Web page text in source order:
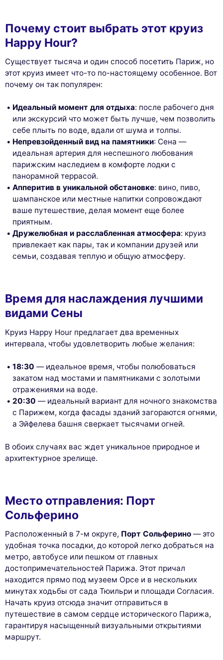
Почему стоит выбрать этот круиз
Happy Hour?
Существует тысяча и один способ посетить Париж, но
этот круиз имеет что-то по-настоящему особенное. Вот
почему он так популярен:
Идеальный момент для отдыха: после рабочего дня
или экскурсий что может быть лучше, чем позволить
себе плыть по воде, вдали от шума и толпы.
Непревзойденный вид на памятники: Сена —
идеальная артерия для неспешного любования
парижским наследием в комфорте лодки с
панорамной террасой.
Апперитив в уникальной обстановке: вино, пиво,
шампанское или местные напитки сопровождают
ваше путешествие, делая момент еще более
приятным.
Дружелюбная и расслабленная атмосфера: круиз
привлекает как пары, так и компании друзей или
семьи, создавая теплую и общую атмосферу.
Время для наслаждения лучшими
видами Сены
Круиз Happy Hour предлагает два временных
интервала, чтобы удовлетворить любые желания:
18:30 — идеальное время, чтобы полюбоваться
закатом над мостами и памятниками с золотыми
отражениями на воде.
20:30 — идеальный вариант для ночного знакомства
с Парижем, когда фасады зданий загораются огнями,
а Эйфелева башня сверкает тысячами огней.
В обоих случаях вас ждет уникальное природное и
архитектурное зрелище.
Место отправления: Порт
Сольферино
Расположенный в 7-м округе, Порт Сольферино — это
удобная точка посадки, до которой легко добраться на
метро, автобусе или пешком от главных
достопримечательностей Парижа. Этот причал
находится прямо под музеем Орсе и в нескольких
минутах ходьбы от сада Тюильри и площади Согласия.
Начать круиз отсюда значит отправиться в
путешествие в самом сердце исторического Парижа,
гарантируя насыщенный визуальными открытиями
маршрут.